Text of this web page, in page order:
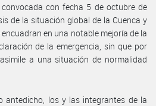
convocada con fecha 5 de octubre de
de la situación global de la Cuenca y
en una notable mejoría de la
de la emergencia, sin que por
a una situación de normalidad
antedicho, los y las integrantes de la